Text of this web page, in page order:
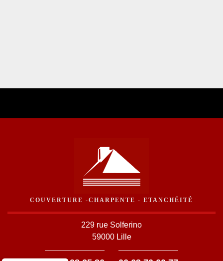
COUVERTURE -CHARPENTE - ETANCHÉITÉ
229 rue Solferino
59000 Lille